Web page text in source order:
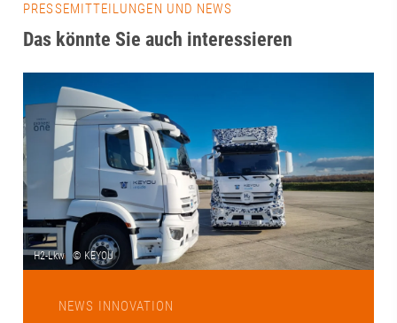
PRESSEMITTEILUNGEN UND NEWS
Das könnte Sie auch interessieren
NEWS INNOVATION